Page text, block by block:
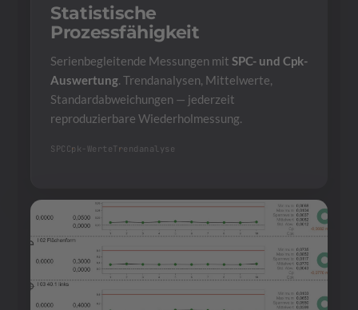
Statistische
Prozessfähigkeit
Serienbegleitende Messungen mit SPC- und Cpk-
Auswertung . Trendanalysen, Mittelwerte,
Standardabweichungen — jederzeit
reproduzierbare Wiederholmessung.
SPC Cpk-WerteTrendanalyse